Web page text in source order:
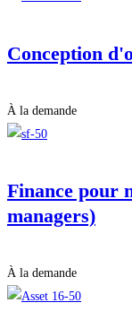
Conception
À la demande
Finance pour
managers)
À la demande